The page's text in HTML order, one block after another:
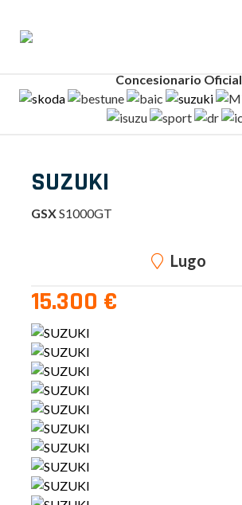
Concesionario Oficial
SUZUKI
GSXS1000GT
Lugo
15.300 €